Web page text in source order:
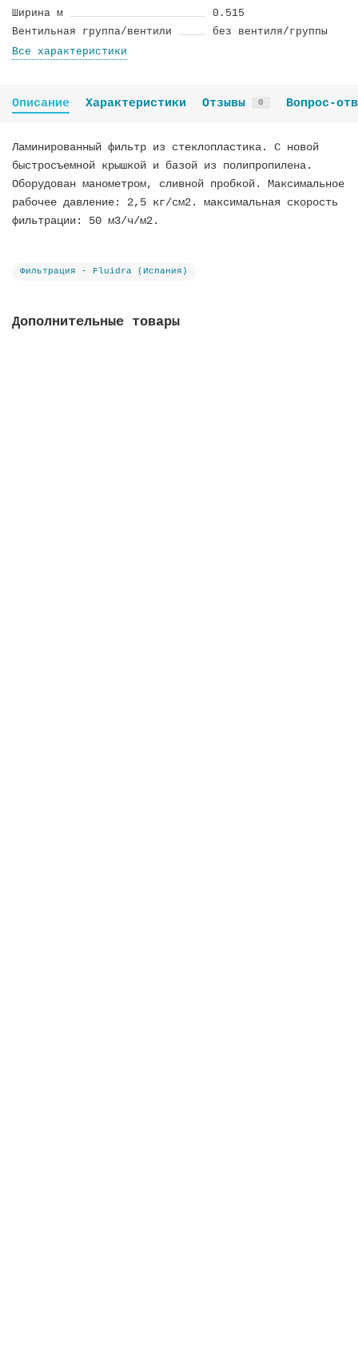
Ширина м
0.515
Вентильная группа/вентили
без вентиля/группы
Все характеристики
Описание Характеристики Отзывы 0 Вопрос-
Ламинированный фильтр из стеклопластика. С новой
быстросъемной крышкой и базой из полипропилена.
Оборудован манометром, сливной пробкой. Максимальное
рабочее давление: 2,5 кг/см2. максимальная скорость
фильтрации: 50 м3/ч/м2.
Фильтрация - Fluidra (Испания)
Дополнительные товары